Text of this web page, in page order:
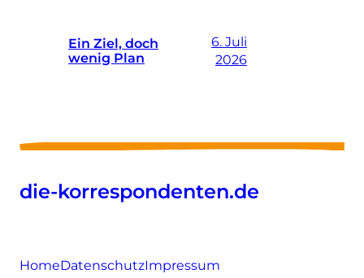
Ein Ziel, doch
wenig Plan
6. Juli
2026
die-korrespondenten.de
HomeDatenschutzImpressum